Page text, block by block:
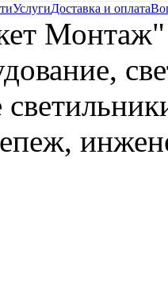
УслугиДоставка и оплата
Монтаж"